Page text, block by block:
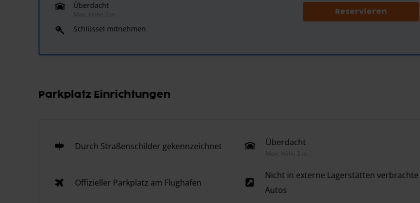
Überdacht
Max. Höhe 2 m.
Schlüssel mitnehmen
Reservieren
Parkplatz Einrichtungen
Durch Straßenschilder gekennzeichnet Überdacht
Max. Höhe 2 m.
Offizieller Parkplatz am Flughafen
Nicht in externe Lagerstätten verbrachte
Autos